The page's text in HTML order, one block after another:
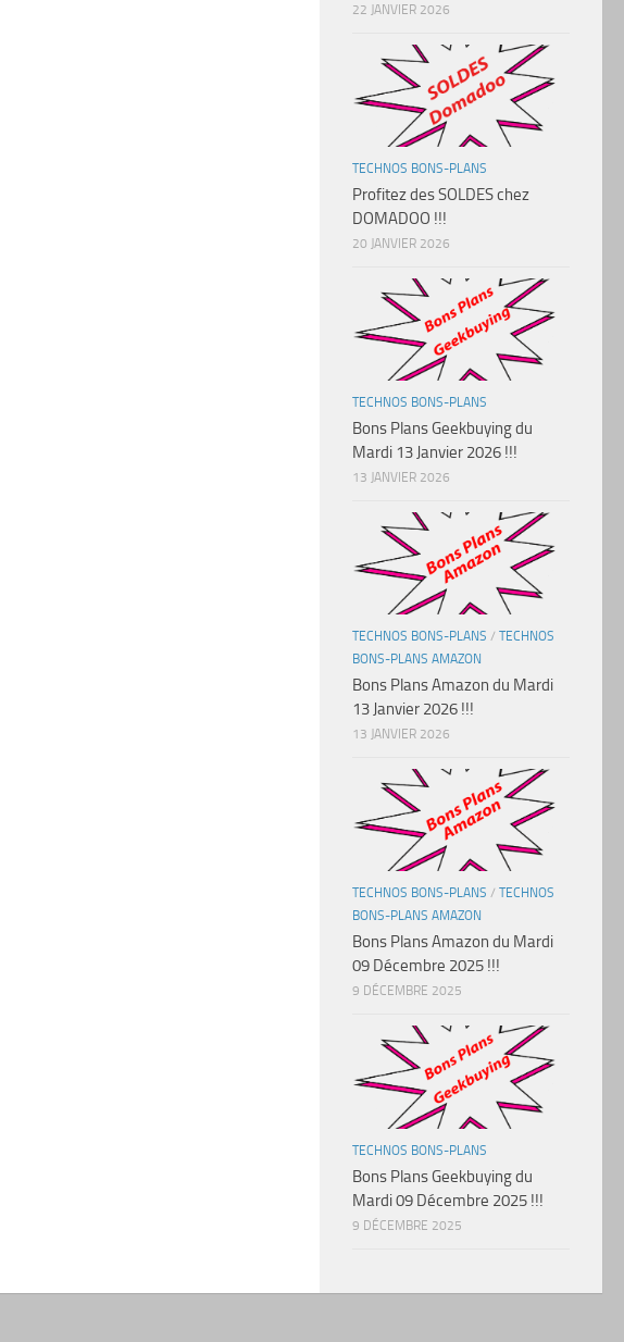
22 JANVIER 2026
TECHNOS BONS-PLANS
Profitez des SOLDES chez
DOMADOO !!!
20 JANVIER 2026
TECHNOS BONS-PLANS
Bons Plans Geekbuying du
Mardi 13 Janvier 2026 !!!
13 JANVIER 2026
TECHNOS BONS-PLANS / TECHNOS
BONS-PLANS AMAZON
Bons Plans Amazon du Mardi
13 Janvier 2026 !!!
13 JANVIER 2026
TECHNOS BONS-PLANS / TECHNOS
BONS-PLANS AMAZON
Bons Plans Amazon du Mardi
09 Décembre 2025 !!!
9 DÉCEMBRE 2025
TECHNOS BONS-PLANS
Bons Plans Geekbuying du
Mardi 09 Décembre 2025 !!!
9 DÉCEMBRE 2025